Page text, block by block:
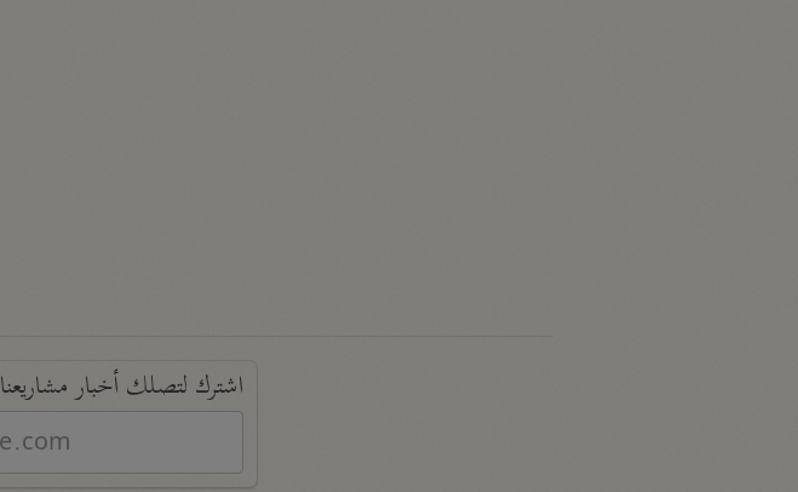
اشترك لتصلك أخبار مشاريعنا